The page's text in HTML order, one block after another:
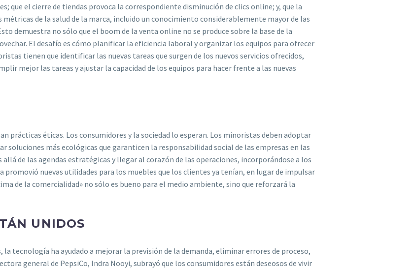
que el cierre de tiendas provoca la correspondiente disminución de clics online; y, que la
de la salud de la marca, incluido un conocimiento considerablemente mayor de las
demuestra no sólo que el boom de la venta online no se produce sobre la base de la
El desafío es cómo planificar la eficiencia laboral y organizar los equipos para ofrecer
tienen que identificar las nuevas tareas que surgen de los nuevos servicios ofrecidos,
mejor las tareas y ajustar la capacidad de los equipos para hacer frente a las nuevas
prácticas éticas. Los consumidores y la sociedad lo esperan. Los minoristas deben adoptar
soluciones más ecológicas que garanticen la responsabilidad social de las empresas en las
de las agendas estratégicas y llegar al corazón de las operaciones, incorporándose a los
promovió nuevas utilidades para los muebles que los clientes ya tenían, en lugar de impulsar
de la comercialidad» no sólo es bueno para el medio ambiente, sino que reforzará la
UNIDOS
tecnología ha ayudado a mejorar la previsión de la demanda, eliminar errores de proceso,
general de PepsiCo, Indra Nooyi, subrayó que los consumidores están deseosos de vivir